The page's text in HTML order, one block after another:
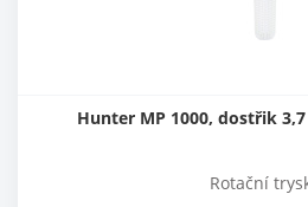
Hunter MP 1000, dostřik 3,7
Rotační